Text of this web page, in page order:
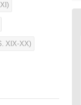
XIX-XX)